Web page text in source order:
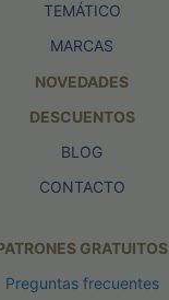
TEMÁTICO
MARCAS
NOVEDADES
DESCUENTOS
BLOG
CONTACTO
GRATUITOS
Preguntas frecuentes